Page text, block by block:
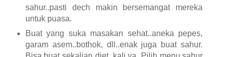
sahur..pasti dech makin bersemangat mereka
untuk puasa.
Buat yang suka masakan sehat..aneka pepes,
garam asem..bothok, dll..enak juga buat sahur.